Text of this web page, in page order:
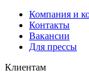
Компания и
Контакты
Вакансии
Для прессы
Клиентам